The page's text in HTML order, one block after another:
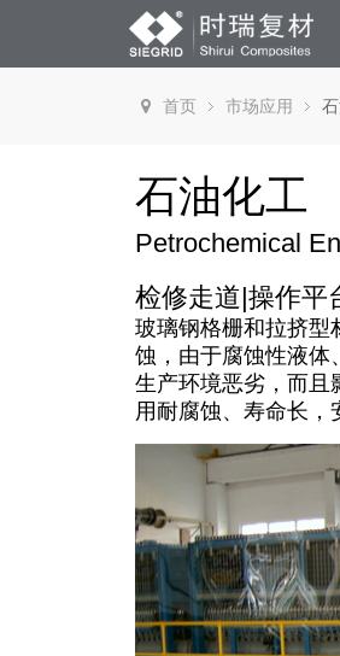
首页 市场应用
石油化工
Petrochemical
检修走道|操作平
玻璃钢格栅和拉挤型
蚀，由于腐蚀性液体
生产环境恶劣，而且
用耐腐蚀、寿命长，